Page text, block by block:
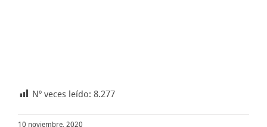
Nº veces leído: 8.277
10 noviembre, 2020